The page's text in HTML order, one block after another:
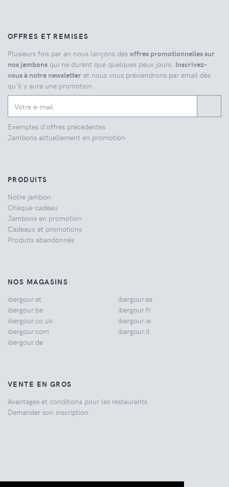
OFFRES ET REMISES
Plusieurs fois par an nous lançons des offres promotionnelles sur
nos jambons qui ne durent que quelques peux jours. Inscrivez-
vous à notre newsletter et nous vous préviendrons par email dès
qu'il y aura une promotion.
Exemples d'offres précédentes
Jambons actuellement en promotion
PRODUITS
Notre jambon
Chèque-cadeau
Jambons en promotion
Cadeaux et promotions
Produits abandonnés
NOS MAGASINS
ibergour.at
ibergour.be
ibergour.co.uk
ibergour.com
ibergour.de
ibergour.es
ibergour.fr
ibergour.ie
ibergour.it
VENTE EN GROS
Avantages et conditions pour les restaurants
Demander son inscription